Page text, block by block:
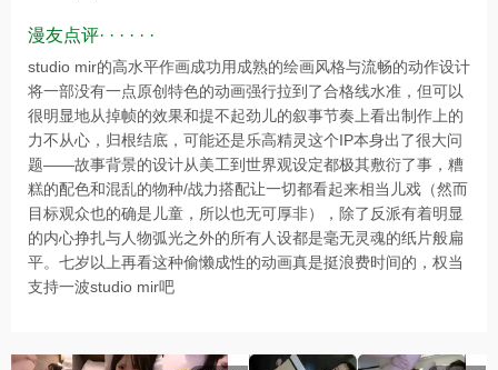
漫友点评· · · · · ·
studio mir的高水平作画成功用成熟的绘画风格与流畅的动作设计
将一部没有一点原创特色的动画强行拉到了合格线水准，但可以
很明显地从掉帧的效果和提不起劲儿的叙事节奏上看出制作上的
力不从心，归根结底，可能还是乐高精灵这个IP本身出了很大问
题——故事背景的设计从美工到世界观设定都极其敷衍了事，糟
糕的配色和混乱的物种/战力搭配让一切都看起来相当儿戏（然而
目标观众也的确是儿童，所以也无可厚非），除了反派有着明显
的内心挣扎与人物弧光之外的所有人设都是毫无灵魂的纸片般扁
平。七岁以上再看这种偷懒成性的动画真是挺浪费时间的，权当
支持一波studio mir吧